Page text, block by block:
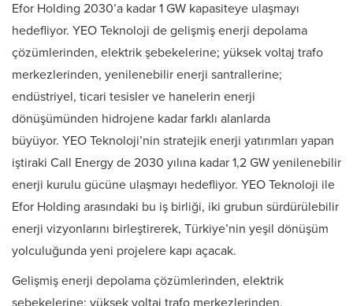
Efor Holding 2030’a kadar 1 GW kapasiteye ulaşmayı
hedefliyor. YEO Teknoloji de gelişmiş enerji depolama
çözümlerinden, elektrik şebekelerine; yüksek voltaj trafo
merkezlerinden, yenilenebilir enerji santrallerine;
endüstriyel, ticari tesisler ve hanelerin enerji
dönüşümünden hidrojene kadar farklı alanlarda
büyüyor. YEO Teknoloji’nin stratejik enerji yatırımları yapan
iştiraki Call Energy de 2030 yılına kadar 1,2 GW yenilenebilir
enerji kurulu gücüne ulaşmayı hedefliyor. YEO Teknoloji ile
Efor Holding arasındaki bu iş birliği, iki grubun sürdürülebilir
enerji vizyonlarını birleştirerek, Türkiye’nin yeşil dönüşüm
yolculuğunda yeni projelere kapı açacak.
Gelişmiş enerji depolama çözümlerinden, elektrik